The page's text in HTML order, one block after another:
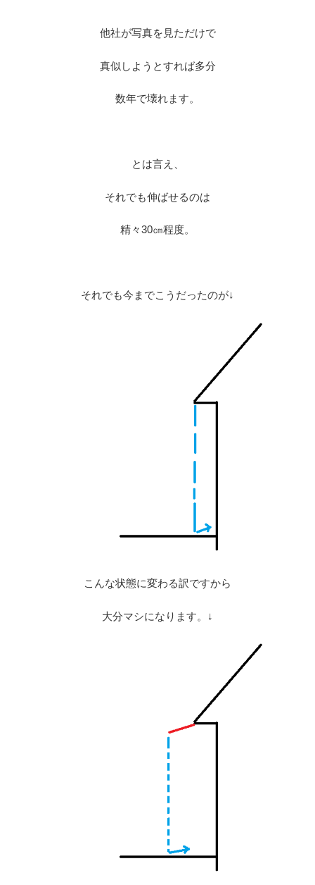
他社が写真を見ただけで
真似しようとすれば多分
数年で壊れます。
とは言え、
それでも伸ばせるのは
精々30㎝程度。
それでも今までこうだったのが↓
こんな状態に変わる訳ですから
大分マシになります。↓